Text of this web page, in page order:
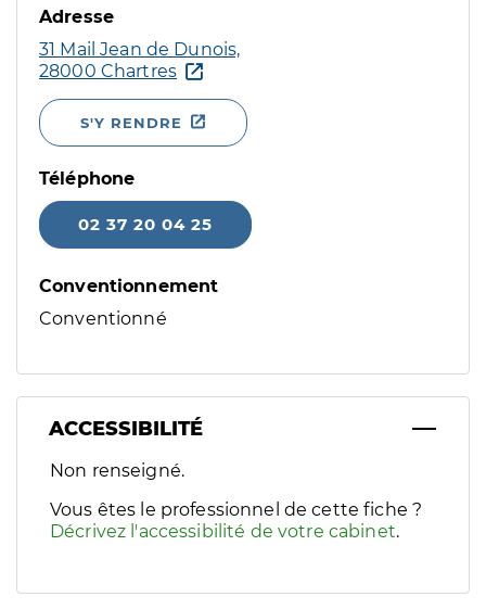
Adresse
31 Mail Jean de Dunois,
28000 Chartres
S'Y RENDRE
Téléphone
02 37 20 04 25
Conventionnement
Conventionné
ACCESSIBILITÉ
Filtres
Sélectionnez un ou plusieurs handicaps/besoins
Non renseigné.
Vous êtes le professionnel de cette fiche ?
Décrivez l'accessibilité de votre cabinet.